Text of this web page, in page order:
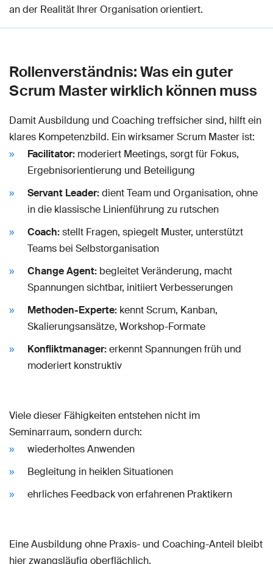
an der Realität Ihrer Organisation orientiert.
Rollenverständnis: Was ein guter
Scrum Master wirklich können muss
Damit Ausbildung und Coaching treffsicher sind, hilft ein
klares Kompetenzbild. Ein wirksamer Scrum Master ist:
Facilitator: moderiert Meetings, sorgt für Fokus,
Ergebnisorientierung und Beteiligung
Servant Leader:dient Team und Organisation, ohne
in die klassische Linienführung zu rutschen
Coach:stellt Fragen, spiegelt Muster, unterstützt
Teams bei Selbstorganisation
Change Agent: begleitet Veränderung, macht
Spannungen sichtbar, initiiert Verbesserungen
Methoden-Experte: kennt Scrum, Kanban,
Skalierungsansätze, Workshop-Formate
Konfliktmanager:erkennt Spannungen früh und
moderiert konstruktiv
Viele dieser Fähigkeiten entstehen nicht im
Seminarraum, sondern durch:
wiederholtes Anwenden
Begleitung in heiklen Situationen
ehrliches Feedback von erfahrenen Praktikern
Eine Ausbildung ohne Praxis- und Coaching-Anteil bleibt
hier zwangsläufig oberflächlich.